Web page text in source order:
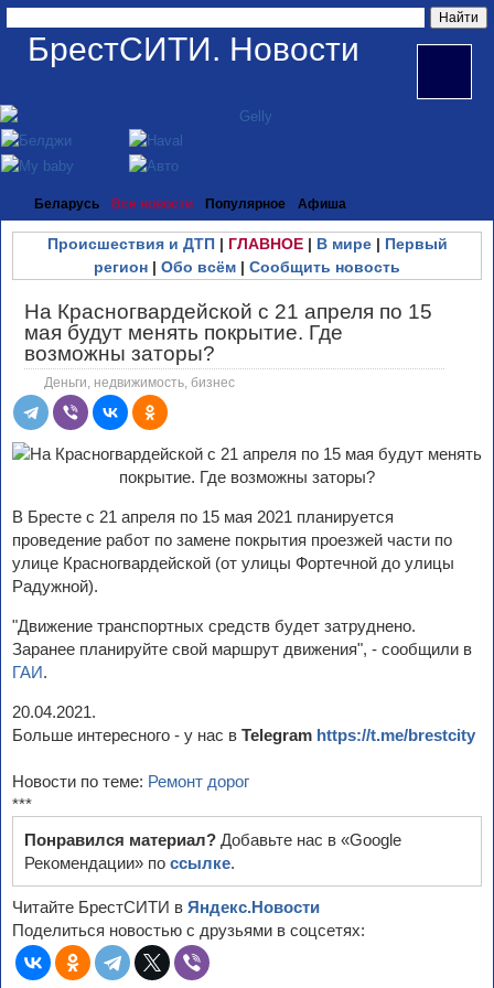
БрестСИТИ. Новости
Беларусь Все новости Популярное Афиша
Происшествия и ДТП| ГЛАВНОЕ| В мире| Первый
регион | Обо всём | Сообщить новость
На Красногвардейской с 21 апреля по 15
мая будут менять покрытие. Где
возможны заторы?
Деньги, недвижимость, бизнес
В Бресте с 21 апреля по 15 мая 2021 планируется
проведение работ по замене покрытия проезжей части по
улице Красногвардейской (от улицы Фортечной до улицы
Радужной).
"Движение транспортных средств будет затруднено.
Заранее планируйте свой маршрут движения", - сообщили в
ГАИ.
20.04.2021.
Больше интересного - у нас в Telegram https://t.me/brestcity
Новости по теме: Ремонт дорог
***
Понравился материал? Добавьте нас в «Google
Рекомендации» по ссылке.
Читайте БрестСИТИ в Яндекс.Новости
Поделиться новостью с друзьями в соцсетях: